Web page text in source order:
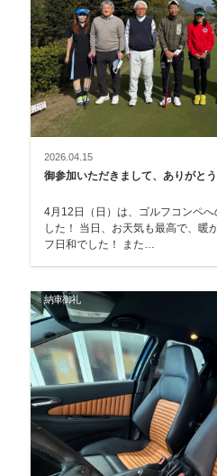
2026.04.15
御参加いただきまして、ありがとう
4月12日（日）は、ゴルフコンペ
した！ 当日、お天気も最高で、暖かく、風もなく、絶好のゴル
フ日和でした！ また…
納車御礼